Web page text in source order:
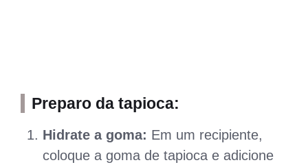
Preparo da tapioca:
Hidrate a goma: Em um recipiente,
coloque a goma de tapioca e adicione